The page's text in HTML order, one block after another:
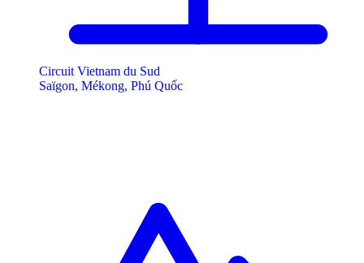
Circuit Vietnam du Sud
Saïgon, Mékong, Phú Quốc